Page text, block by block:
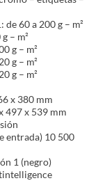
60 a 200 g – m²
– m²
g – m²
g – m²
g – m²
x 380 mm
497 x 539 mm
entrada) 10 500
1 (negro)